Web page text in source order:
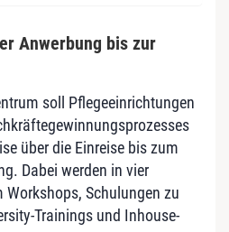
Anwerbung bis zur
soll Pflegeeinrichtungen
über die Einreise bis zum
Dabei werden in vier
Workshops, Schulungen zu
Trainings und Inhouse-